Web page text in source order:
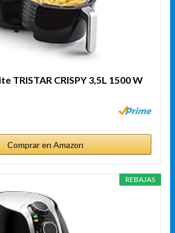
TRISTAR CRISPY 3,5L 1500 W
Comprar en Amazon
REBAJAS